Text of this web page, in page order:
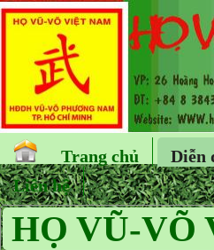
Trang chủ Diễn
Liên hệ
HỌ VŨ-VÕ